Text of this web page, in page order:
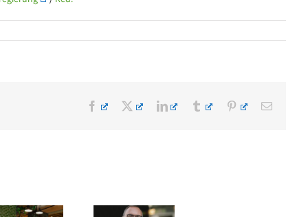
Facebook
X LinkedInTumblr PinterestE-